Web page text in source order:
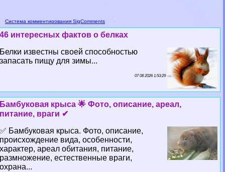
Система комментирования SigComments
46 интересных фактов о белках
Белки известны своей способностью
запасать пищу для зимы...
07 08 2026 1:53:29
Бамбуковая крыса 🌟 Фото, описание, ареал,
питание, враги ✔
✅ Бамбуковая крыса. Фото, описание,
происхождение вида, особенности,
хаpaктер, ареал обитания, питание,
размножение, естественные враги,
охрана...